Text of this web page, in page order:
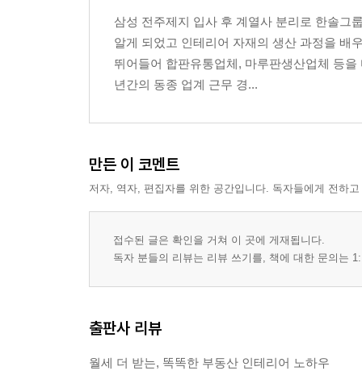
삼성 전주제지 입사 후 계열사 분리로 한솔그
알게 되었고 인테리어 자재의 생산 과정을 배
뛰어들어 합판유통업체, 마루판생산업체 등
년간의 동종 업계 근무 경...
만든 이 코멘트
저자, 역자, 편집자를 위한 공간입니다. 독자들에게 전하
접수된 글은 확인을 거쳐 이 곳에 게재됩니다.
독자 분들의 리뷰는 리뷰 쓰기를, 책에 대한 문의는
출판사 리뷰
월세 더 받는, 똑똑한 부동산 인테리어 노하우